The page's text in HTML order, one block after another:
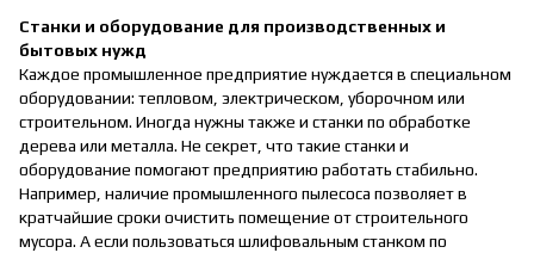
Станки и оборудование для производственных и
бытовых нужд
Каждое промышленное предприятие нуждается в специальном
оборудовании: тепловом, электрическом, уборочном или
строительном. Иногда нужны также и станки по обработке
дерева или металла. Не секрет, что такие станки и
оборудование помогают предприятию работать стабильно.
Например, наличие промышленного пылесоса позволяет в
кратчайшие сроки очистить помещение от строительного
мусора. А если пользоваться шлифовальным станком по